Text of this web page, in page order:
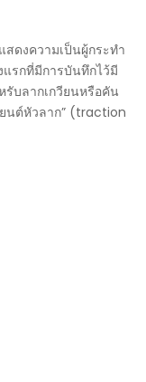
ดงความเป็นผู้กระทำ
แรกที่มีการบันทึกไว้มี
รับลากเกวียนหรือคัน
ยนต์หัวลาก” (traction